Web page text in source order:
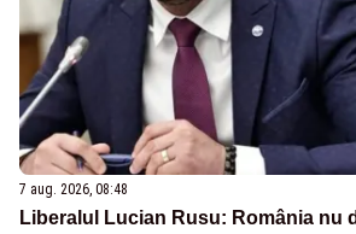
7 aug. 2026, 08:48
Liberalul Lucian Rusu: România nu